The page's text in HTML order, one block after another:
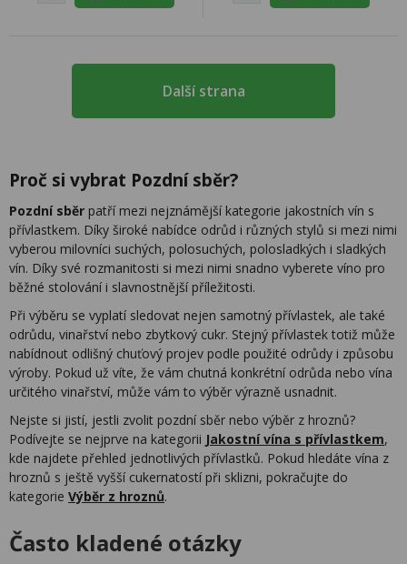
Další strana
Proč si vybrat Pozdní sběr?
Pozdní sběr patří mezi nejznámější kategorie jakostních vín s
přívlastkem. Díky široké nabídce odrůd i různých stylů si mezi nimi
vyberou milovníci suchých, polosuchých, polosladkých i sladkých
vín. Díky své rozmanitosti si mezi nimi snadno vyberete víno pro
běžné stolování i slavnostnější příležitosti.
Při výběru se vyplatí sledovat nejen samotný přívlastek, ale také
odrůdu, vinařství nebo zbytkový cukr. Stejný přívlastek totiž může
nabídnout odlišný chuťový projev podle použité odrůdy i způsobu
výroby. Pokud už víte, že vám chutná konkrétní odrůda nebo vína
určitého vinařství, může vám to výběr výrazně usnadnit.
Nejste si jistí, jestli zvolit pozdní sběr nebo výběr z hroznů?
Podívejte se nejprve na kategorii Jakostní vína s přívlastkem,
kde najdete přehled jednotlivých přívlastků. Pokud hledáte vína z
hroznů s ještě vyšší cukernatostí při sklizni, pokračujte do
kategorie Výběr z hroznů.
Často kladené otázky